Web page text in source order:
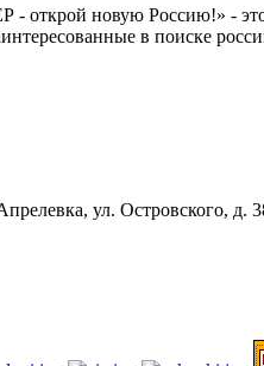
новую Россию!» - это
в поиске
ул. Островского, д.